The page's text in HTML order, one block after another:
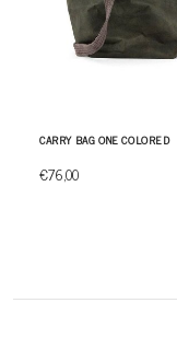
CARRY BAG ONE COLORED
€76,00